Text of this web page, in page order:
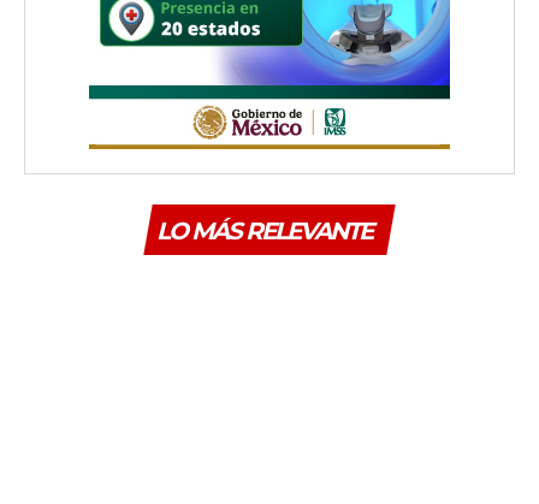
LO MÁS RELEVANTE